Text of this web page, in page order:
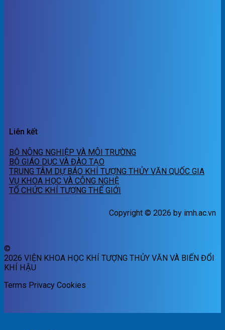
Liên kết
BỘ NÔNG NGHIỆP VÀ MÔI TRƯỜNG
BỘ GIÁO DỤC VÀ ĐÀO TẠO
TRUNG TÂM DỰ BÁO KHÍ TƯỢNG THỦY VĂN QUỐC GIA
VỤ KHOA HỌC VÀ CÔNG NGHỆ
TỔ CHỨC KHÍ TƯỢNG THẾ GIỚI
Copyright © 2026 by imh.ac.vn
©
2026 VIỆN KHOA HỌC KHÍ TƯỢNG THỦY VĂN VÀ BIẾN ĐỔI
KHÍ HẬU
Terms Privacy Cookies